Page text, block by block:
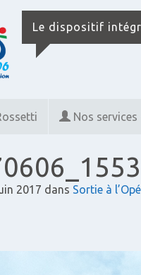
Le dispositif
Nos services
2017 dans Sortie à